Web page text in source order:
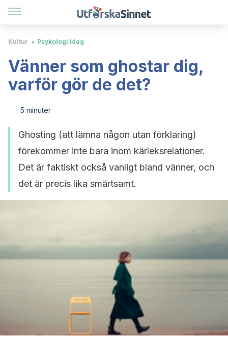
Kultur Psykologi idag
Vänner som ghostar dig,
varför gör de det?
5 minuter
Ghosting (att lämna någon utan förklaring)
förekommer inte bara inom kärleksrelationer.
Det är faktiskt också vanligt bland vänner, och
det är precis lika smärtsamt.